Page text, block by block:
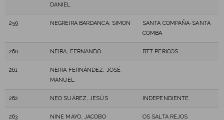
DANIEL
259 NEGREIRA BARDANCA, SIMON
SANTA COMPAÑA-SANTA
COMBA
260 NEIRA, FERNANDO BTT PERICOS
261
NEIRA FERNÁNDEZ, JOSÉ
MANUEL
262 NEO SUÁREZ, JESÚS INDEPENDIENTE
263 NINE MAYO, JACOBO OS SALTA REJOS